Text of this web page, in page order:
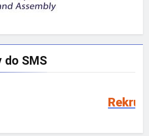
do SMS
Rekrutacja SMS 2026/